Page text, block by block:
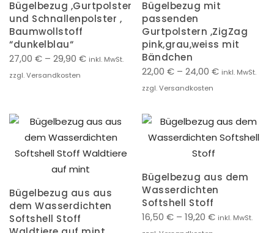
Bügelbezug ,Gurtpolster
und Schnallenpolster ,
Baumwollstoff
“dunkelblau“
27,00 € – 29,90 € inkl. MwSt.
zzgl. Versandkosten
Bügelbezug mit
passenden
Gurtpolstern ,ZigZag
pink,grau,weiss mit
Bändchen
22,00 € – 24,00 € inkl. MwSt.
zzgl. Versandkosten
Bügelbezug aus aus
dem Wasserdichten
Softshell Stoff
Bügelbezug aus dem
Wasserdichten
Softshell Stoff
16,50 € – 19,20 € inkl. MwSt.